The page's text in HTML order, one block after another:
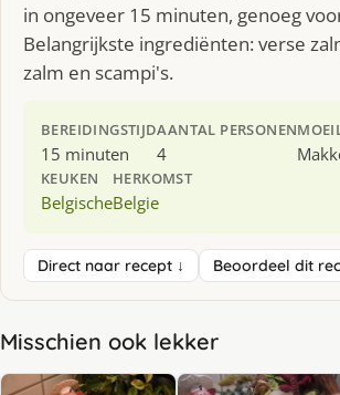
in ongeveer 15 minuten, genoeg
Belangrijkste ingrediënten: verse
zalm en scampi's.
BEREIDINGSTIJD
15 minuten
AANTAL PERSONEN
4
KEUKEN
Belgische
HERKOMST
Belgie
Direct naar recept ↓ Beoordeel dit
Misschien ook lekker